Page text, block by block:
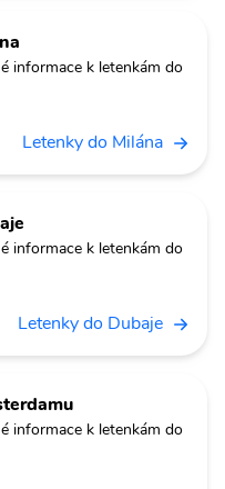
informace k letenkám do
Letenky do Milána
informace k letenkám do
Letenky do Dubaje
informace k letenkám do